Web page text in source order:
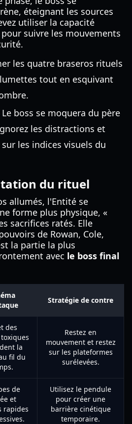
éteignant les sources
utiliser la capacité
suivre les mouvements
les quatre braseros rituels
tout en esquivant
Le boss se moquera du père
les distractions et
les indices visuels du
du rituel
allumés, l'Entité se
forme plus physique, «
sacrifices ratés. Elle
de Rowan, Cole,
la partie la plus
avec le boss final
Stratégie de contre
des
la
fil du
Restez en
mouvement et restez
sur les plateformes
surélevées.
de
et
rapides
Utilisez le pendule
pour créer une
barrière cinétique
temporaire.